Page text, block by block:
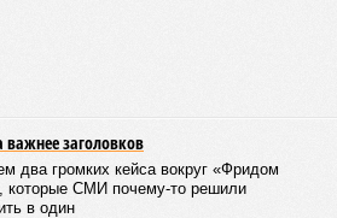
важнее заголовков
два громких кейса вокруг «Фридом
которые СМИ почему-то решили
в один